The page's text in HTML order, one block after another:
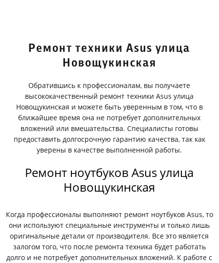
Ремонт техники Asus улица
Новощукинская
Обратившись к профессионалам, вы получаете
высококачественный ремонт техники Asus улица
Новощукинская и можете быть уверенным в том, что в
ближайшее время она не потребует дополнительных
вложений или вмешательства. Специалисты готовы
предоставить долгосрочную гарантию качества, так как
уверены в качестве выполненной работы.
Ремонт ноутбуков Asus улица
Новощукинская
Когда профессионалы выполняют ремонт ноутбуков Asus, то
они используют специальные инструменты и только лишь
оригинальные детали от производителя. Все это является
залогом того, что после ремонта техника будет работать
долго и не потребует дополнительных вложений. К работе с